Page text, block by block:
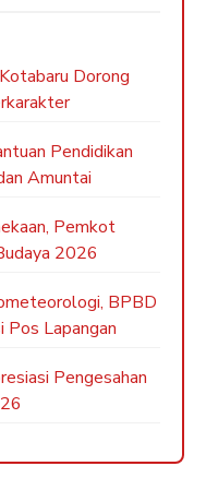
Dorong
Pendidikan
Amuntai
Pemkot
2026
BPBD
Pos Lapangan
Pengesahan